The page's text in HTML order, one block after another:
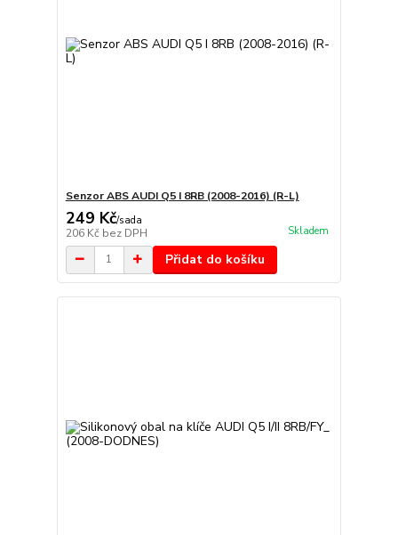
Senzor ABS AUDI Q5 I 8RB (2008-2016) (R-L)
249 Kč/sada
206 Kč bez DPH Skladem
Přidat do košíku